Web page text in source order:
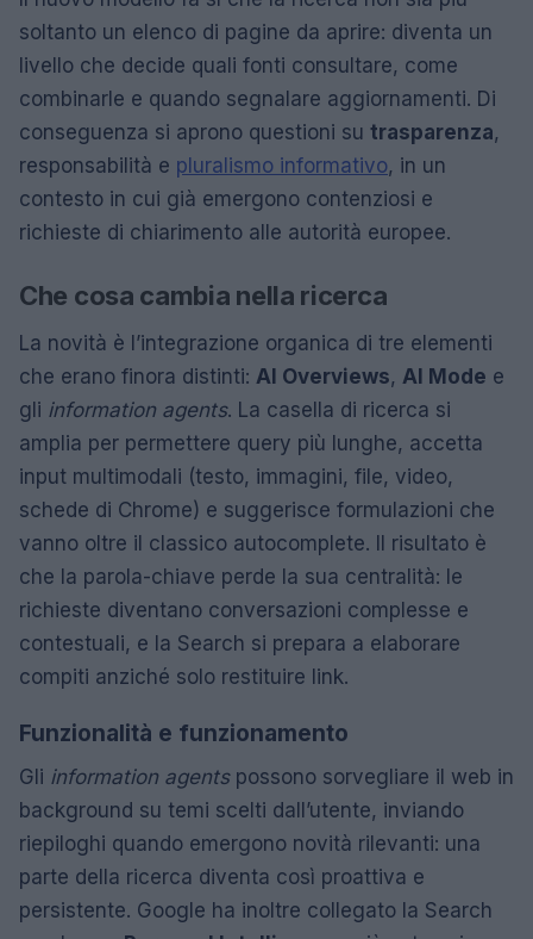
soltanto un elenco di pagine da aprire: diventa un
livello che decide quali fonti consultare, come
combinarle e quando segnalare aggiornamenti. Di
conseguenza si aprono questioni su trasparenza,
responsabilità e pluralismo informativo, in un
contesto in cui già emergono contenziosi e
richieste di chiarimento alle autorità europee.
Che cosa cambia nella ricerca
La novità è l’integrazione organica di tre elementi
che erano finora distinti: AI Overviews, AI Mode e
gli information agents. La casella di ricerca si
amplia per permettere query più lunghe, accetta
input multimodali (testo, immagini, file, video,
schede di Chrome) e suggerisce formulazioni che
vanno oltre il classico autocomplete. Il risultato è
che la parola-chiave perde la sua centralità: le
richieste diventano conversazioni complesse e
contestuali, e la Search si prepara a elaborare
compiti anziché solo restituire link.
Funzionalità e funzionamento
Gli information agentspossono sorvegliare il web in
background su temi scelti dall’utente, inviando
riepiloghi quando emergono novità rilevanti: una
parte della ricerca diventa così proattiva e
persistente. Google ha inoltre collegato la Search